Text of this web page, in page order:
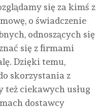
się za kimś z
o świadczenie
odnoszących się
się z firmami
Dzięki temu,
skorzystania z
ciekawych usług
dostawcy